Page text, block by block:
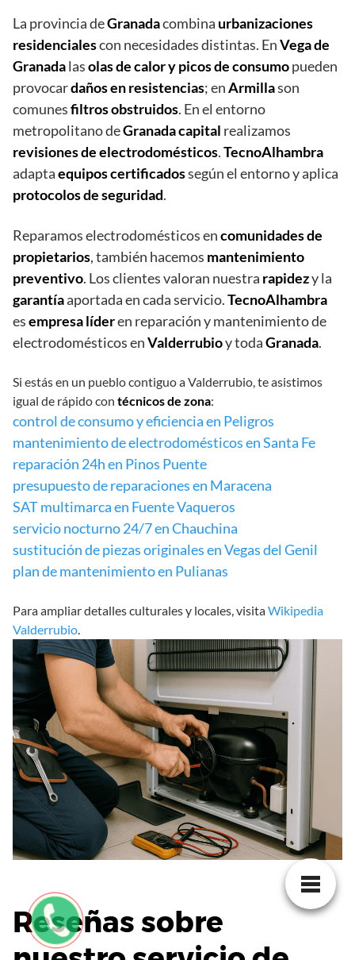
La provincia deGranadacombina urbanizaciones
residencialescon necesidades distintas. EnVega de
Granadalasolas de calor y picos de consumopueden
provocardaños en resistencias; enArmillason
comunesfiltros obstruidos. En el entorno
metropolitano deGranada capital realizamos
revisiones de electrodomésticos.TecnoAlhambra
adaptaequipos certificadossegún el entorno y aplica
protocolos de seguridad.
Reparamos electrodomésticos encomunidades de
propietarios, también hacemos mantenimiento
preventivo. Los clientes valoran nuestra rapidezy la
garantíaaportada en cada servicio.TecnoAlhambra
esempresa líderen reparación y mantenimiento de
electrodomésticos enValderrubioy todaGranada.
Si estás en un pueblo contiguo a Valderrubio, te asistimos
igual de rápido con técnicos de zona:
control de consumo y eficiencia en Peligros
mantenimiento de electrodomésticos en Santa Fe
reparación 24h en Pinos Puente
presupuesto de reparaciones en Maracena
SAT multimarca en Fuente Vaqueros
servicio nocturno 24/7 en Chauchina
sustitución de piezas originales en Vegas del Genil
plan de mantenimiento en Pulianas
Para ampliar detalles culturales y locales, visitaWikipedia
Valderrubio.
Reseñas sobre